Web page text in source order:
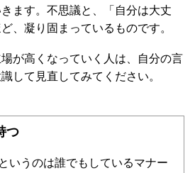
ます。不思議と、「自分は大丈
、凝り固まっているものです。
が高くなっていく人は、自分の言
して見直してみてください。
つ
いうのは誰でもしているマナー